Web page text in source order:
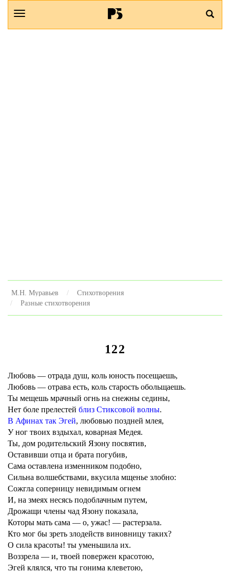
М.Н. Муравьев
Стихотворения
Разные стихотворения
122
Любовь — отрада душ, коль юность посещаешь,
Любовь — отрава есть, коль старость обольщаешь.
Ты мещешь мрачный огнь на снежны седины,
Нет боле прелестей близ Стиксовой волны.
В Афинах так Эгей, любовью поздней млея,
У ног твоих вздыхал, коварная Медея.
Ты, дом родительский Язону посвятив,
Оставивши отца и брата погубив,
Сама оставлена изменником подобно,
Сильна волшебствами, вкусила мщенье злобно:
Сожгла соперницу невидимым огнем
И, на змеях несясь подоблачным путем,
Дрожащи члены чад Язону показала,
Которы мать сама — о, ужас! — растерзала.
Кто мог бы зреть злодейств виновницу таких?
О сила красоты! ты уменьшила их.
Воззрела — и, твоей повержен красотою,
Эгей клялся, что ты гонима клеветою,